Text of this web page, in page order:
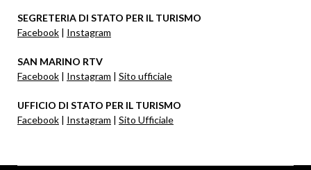
SEGRETERIA DI STATO PER IL TURISMO
Facebook | Instagram
SAN MARINO RTV
Facebook | Instagram | Sito ufficiale
UFFICIO DI STATO PER IL TURISMO
Facebook | Instagram | Sito Ufficiale